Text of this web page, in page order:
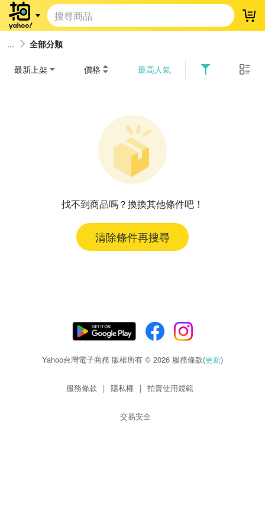
登
全部分類
最新上架 價格 最高人氣
找不到商品嗎？換換其他條件吧！
清除條件再搜尋
Yahoo台灣電子商務 版權所有 © 2026 服務條款(更新)
服務條款 | 隱私權 | 拍賣使用規範
交易安全